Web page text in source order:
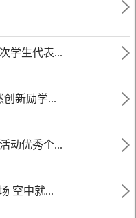
学生代表...
创新励学...
动优秀个...
空中就...